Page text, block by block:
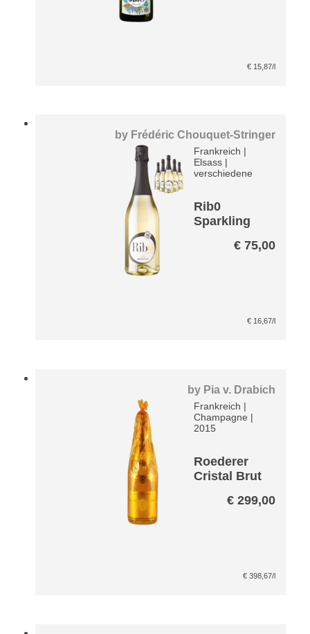
€15,87/l
by Frédéric Chouquet-Stringer
Frankreich |
Elsass |
verschiedene
Rib0
Sparkling
entalkoholi
€75,00
€16,67/l
by Pia v. Drabich
Frankreich |
Champagne |
2015
Roederer
Cristal Brut
€299,00
€398,67/l